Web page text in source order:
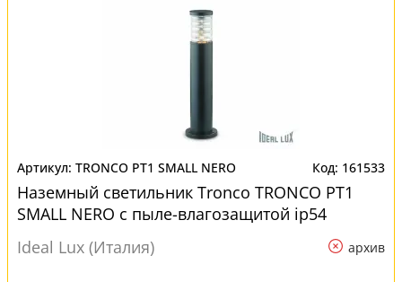
TRONCO PT1 SMALL NERO 161533
Наземный светильник Tronco TRONCO PT1
SMALL NERO с пыле-влагозащитой ip54
Ideal Lux (Италия)
архив